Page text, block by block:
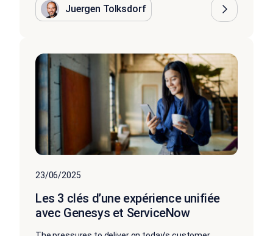
Juergen Tolksdorf
23/06/2025
Les 3 clés d’une expérience unifiée
avec Genesys et ServiceNow